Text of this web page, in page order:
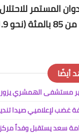
أيضًا
مستشفى الهمشري يزور
غضب لإعلاميي صيدا
سعد يستقبل وفداً